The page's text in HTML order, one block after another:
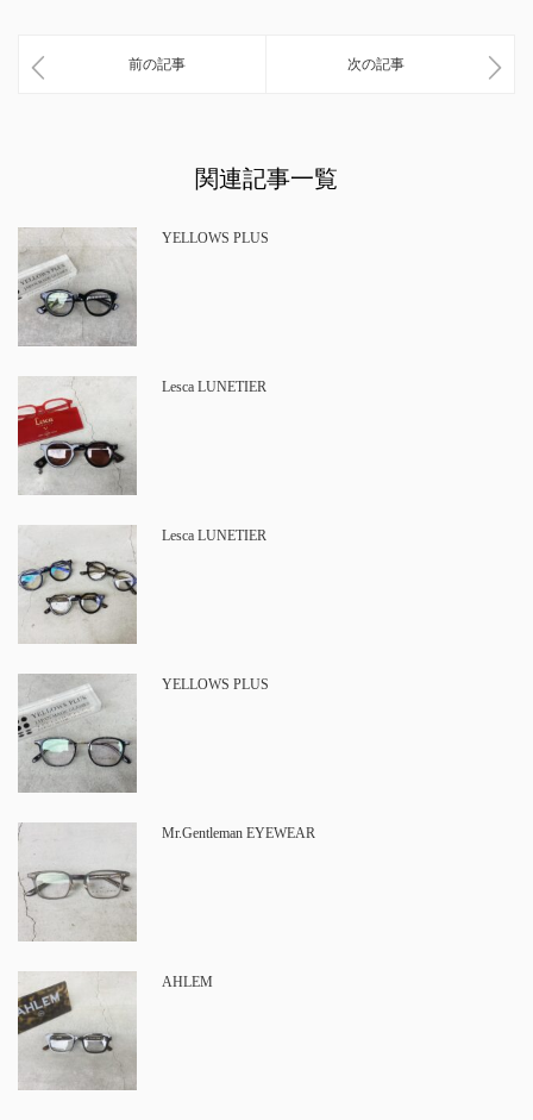
前の記事 次の記事
関連記事一覧
YELLOWS PLUS
Lesca LUNETIER
Lesca LUNETIER
YELLOWS PLUS
Mr.Gentleman EYEWEAR
AHLEM